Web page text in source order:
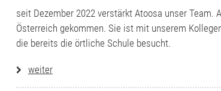
seit Dezember 2022 verstärkt Atoosa unser
Österreich gekommen. Sie ist mit unserem
die bereits die örtliche Schule besucht.
weiter